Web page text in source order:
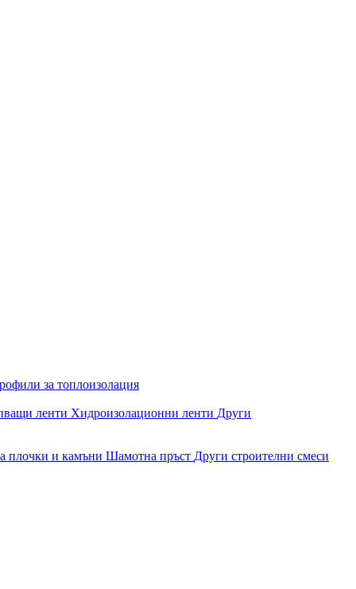
за топлоизолация
ленти Хидроизолационни ленти Други
плочки и камъни Шамотна пръст Други строителни смеси